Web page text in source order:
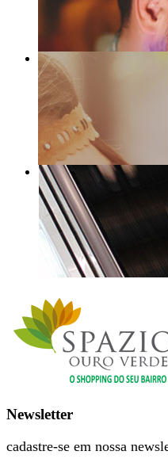
Newsletter
cadastre-se em nossa